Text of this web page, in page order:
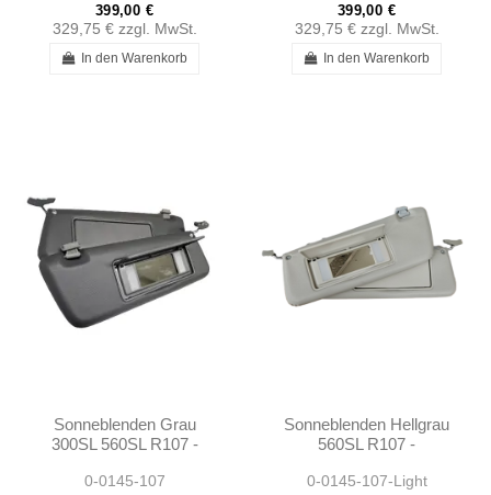
399,00 €
329,75 € zzgl. MwSt.
In den Warenkorb
399,00 €
329,75 € zzgl. MwSt.
In den Warenkorb
Sonneblenden Grau
300SL 560SL R107 -
0-0145-107
Sonneblenden Hellgrau
560SL R107 -
0-0145-107-Light